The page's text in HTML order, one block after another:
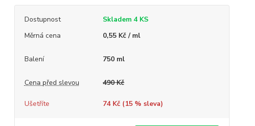
Dostupnost
Skladem 4 KS
Měrná cena
0,55 Kč / ml
Balení 750 ml
Cena před slevou 490 Kč
Ušetříte 74 Kč (15% sleva)